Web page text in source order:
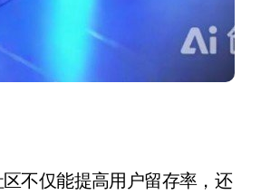
不仅能提高用户留存率，还